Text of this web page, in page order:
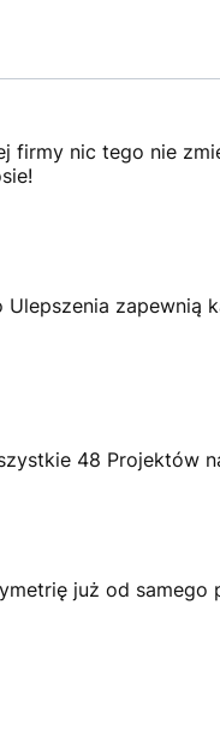
nic tego nie
zapewnią
48 Projektów
już od